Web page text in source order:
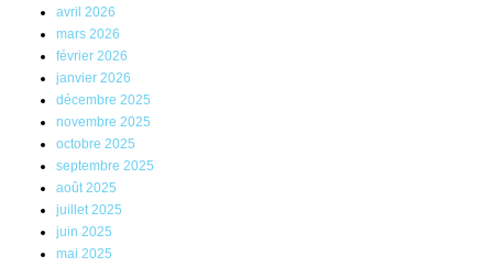
avril 2026
mars 2026
février 2026
janvier 2026
décembre 2025
novembre 2025
octobre 2025
septembre 2025
août 2025
juillet 2025
juin 2025
mai 2025